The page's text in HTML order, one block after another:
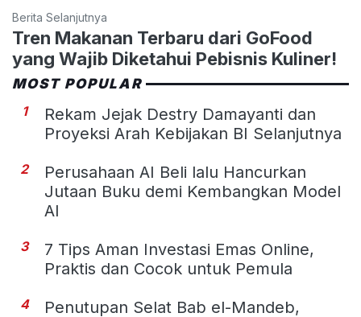
Berita Selanjutnya
Tren Makanan Terbaru dari GoFood
yang Wajib Diketahui Pebisnis Kuliner!
MOST POPULAR
1
Rekam Jejak Destry Damayanti dan
Proyeksi Arah Kebijakan BI Selanjutnya
2
Perusahaan AI Beli lalu Hancurkan
Jutaan Buku demi Kembangkan Model
AI
3
7 Tips Aman Investasi Emas Online,
Praktis dan Cocok untuk Pemula
4
Penutupan Selat Bab el-Mandeb,